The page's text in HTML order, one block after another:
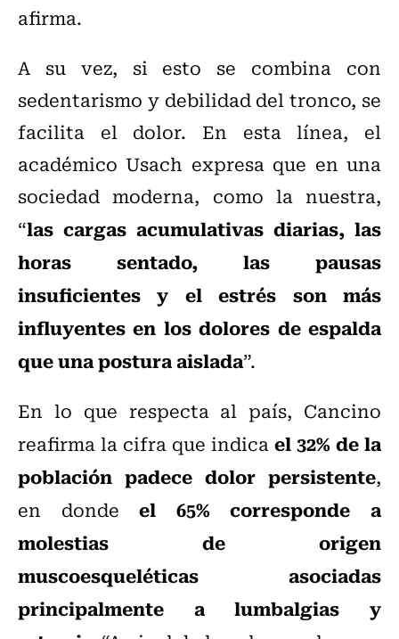
afirma.
A su vez, si esto se combina con
sedentarismo y debilidad del tronco, se
facilita el dolor. En esta línea, el
académico Usach expresa que en una
sociedad moderna, como la nuestra,
“las cargas acumulativas diarias, las
horas sentado, las pausas
insuficientes y el estrés son más
influyentes en los dolores de espalda
que una postura aislada”.
En lo que respecta al país, Cancino
reafirma la cifra que indicael 32% de la
población padece dolor persistente,
en dondeel 65% corresponde a
molestias de origen
muscoesqueléticas asociadas
principalmente a lumbalgias y